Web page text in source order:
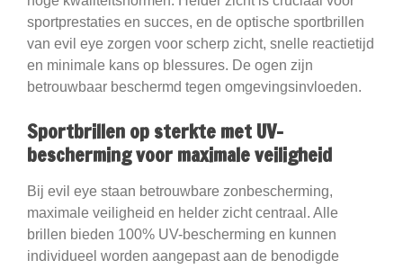
sportprestaties en succes, en de optische sportbrillen
van evil eye zorgen voor scherp zicht, snelle reactietijd
en minimale kans op blessures. De ogen zijn
betrouwbaar beschermd tegen omgevingsinvloeden.
Sportbrillen op sterkte met UV-
bescherming voor maximale veiligheid
Bij evil eye staan betrouwbare zonbescherming,
maximale veiligheid en helder zicht centraal. Alle
brillen bieden 100% UV-bescherming en kunnen
individueel worden aangepast aan de benodigde